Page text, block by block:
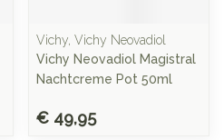
Vichy, Vichy Neovadiol
Vichy Neovadiol Magistral
Nachtcreme Pot 50ml
€ 49,95